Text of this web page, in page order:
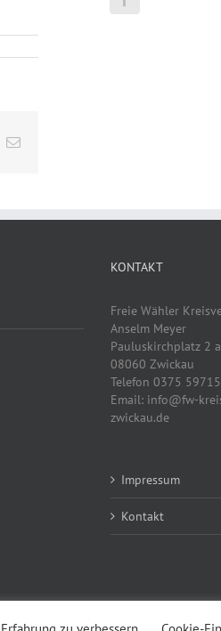
E-
KONTAKT
Freie Wähler
Anselm Meyer
Pauluskirchplatz 2 a
08060 Zwickau
Telefon 0375
Email: info@fw-
zwickau.de
Impressum
Kontakt